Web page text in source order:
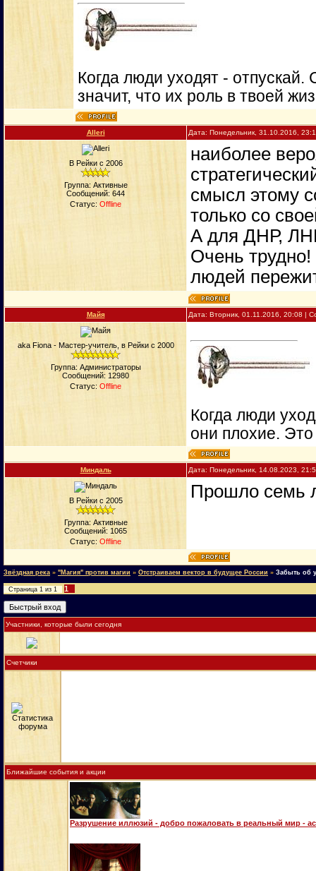
Когда люди уходят -
значит, что их роль в твоей
Alleri Дата: Понедельник, 31.10.2016,
В Рейки с 2006
Группа: Активные
Сообщений: 644
Статус: Offline
наиболее
смысл этому
только со
А для ДНР,
Очень
людей
Майя Дата: Вторник, 01.11.2016, 20:08 |
aka Fiona - Мастер-учитель, в Рейки с 2000
Группа: Администраторы
Сообщений: 12980
Статус: Offline
Когда люди
они плохие.
Миндаль Дата: Понедельник, 14.08.2023,
В Рейки с 2005
Группа: Активные
Сообщений: 1065
Статус: Offline
Прошло семь
Звёздная река » "Магия" против магии » Отстраиваем вектор в будущее России » Забыть об
Страница 1 из 1 1
Участники, которые были сегодня
Счетчики
Ближайшие события и акции
Разрушение иллюзий - добро пожаловать в реальный мир -